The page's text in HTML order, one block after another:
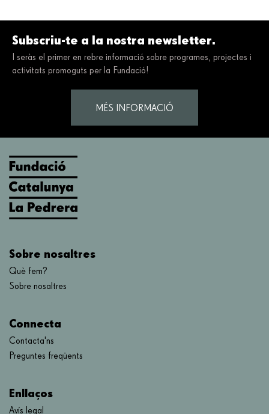
Subscriu-te a la nostra newsletter.
I seràs el primer en rebre informació sobre programes, projectes i
activitats promoguts per la Fundació!
MÉS INFORMACIÓ
Sobre nosaltres
Què fem?
Sobre nosaltres
Connecta
Contacta'ns
Preguntes freqüents
Enllaços
Avís legal